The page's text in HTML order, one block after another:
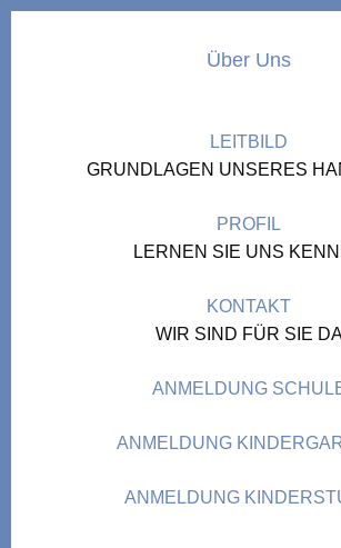
Über Uns
LEITBILD
GRUNDLAGEN UNSERES
PROFIL
LERNEN SIE UNS
KONTAKT
WIR SIND FÜR SIE
ANMELDUNG
ANMELDUNG
ANMELDUNG